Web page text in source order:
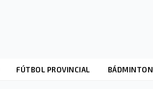
FÚTBOL PROVINCIAL BÁDMINTON